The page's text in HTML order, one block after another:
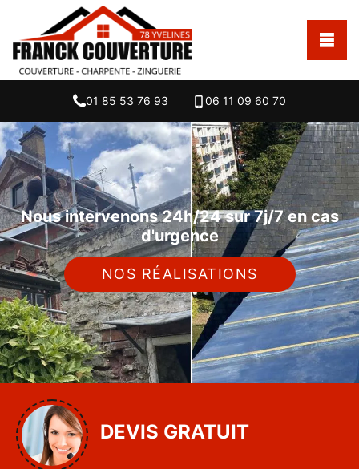
01 85 53 76 93 06 11 09 60 70
Nous intervenons 24h/24 sur 7j/7 en cas
d'urgence
NOS RÉALISATIONS
DEVIS GRATUIT